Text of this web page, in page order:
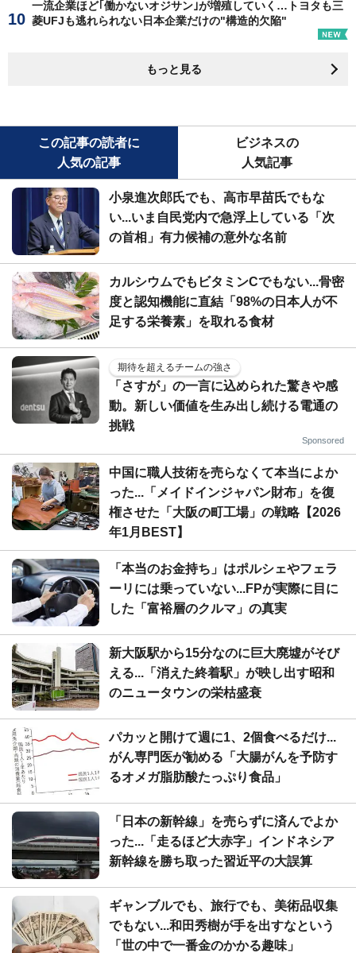
一流企業ほど｢働かないオジサン｣が増殖していく…トヨタも三
菱UFJも逃れられない日本企業だけの"構造的欠陥"
もっと見る
この記事の読者に
人気の記事
ビジネスの
人気記事
小泉進次郎氏でも、高市早苗氏でもな
い...いま自民党内で急浮上している「次
の首相」有力候補の意外な名前
カルシウムでもビタミンCでもない...骨密
度と認知機能に直結「98%の日本人が不
足する栄養素」を取れる食材
期待を超えるチームの強さ
「さすが」の一言に込められた驚きや感
動。新しい価値を生み出し続ける電通の
挑戦
Sponsored
中国に職人技術を売らなくて本当によか
った...「メイドインジャパン財布」を復
権させた「大阪の町工場」の戦略【2026
年1月BEST】
「本当のお金持ち」はポルシェやフェラ
ーリには乗っていない...FPが実際に目に
した「富裕層のクルマ」の真実
新大阪駅から15分なのに巨大廃墟がそび
える...「消えた終着駅」が映し出す昭和
のニュータウンの栄枯盛衰
パカッと開けて週に1、2個食べるだけ...
がん専門医が勧める「大腸がんを予防す
るオメガ脂肪酸たっぷり食品」
「日本の新幹線」を売らずに済んでよか
った...「走るほど大赤字」インドネシア
新幹線を勝ち取った習近平の大誤算
ギャンブルでも、旅行でも、美術品収集
でもない...和田秀樹が手を出すなという
「世の中で一番金のかかる趣味」